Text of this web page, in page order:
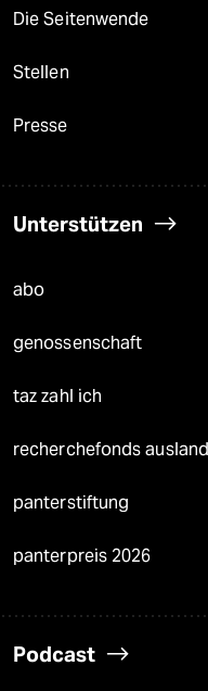
Die Seitenwende
Stellen
Presse
Unterstützen
abo
genossenschaft
taz zahl ich
recherchefonds ausland
panterstiftung
panterpreis 2026
Podcast